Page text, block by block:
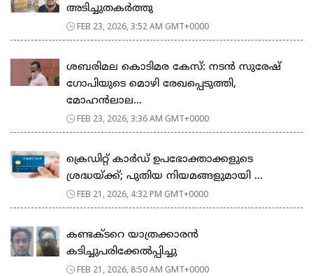
അടിച്ചുതകർത്തു
FEB 23, 2026, 3:52 AM GMT+0000
ശബരിമല കൊടിമര കേസ്: നടൻ സുരേഷ്
ഗോപിയുടെ മൊഴി രേഖപ്പെടുത്തി,
മോഹൻലാല...
FEB 23, 2026, 3:36 AM GMT+0000
ക്രെഡിറ്റ് കാർഡ് ഉപഭോക്താക്കളുടെ
ശ്രദ്ധയ്ക്ക്; പുതിയ നിയമങ്ങളുമായി ...
FEB 21, 2026, 4:32 PM GMT+0000
കണ്ടക്ടറെ യാത്രക്കാരൻ
കടിച്ചുപരിക്കേൽപ്പിച്ചു
FEB 21, 2026, 8:50 AM GMT+0000